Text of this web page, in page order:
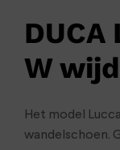
DUCA
W
Het model
wandelschoen.